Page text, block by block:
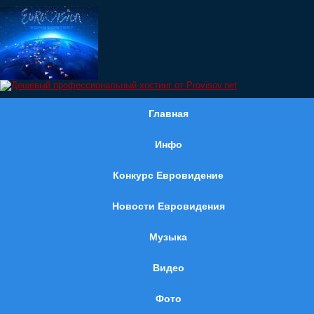
Главная
Инфо
Конкурс Евровидение
Новости Евровидения
Музыка
Видео
Фото